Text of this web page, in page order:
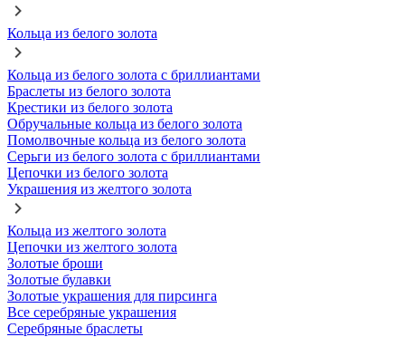
Кольца из белого золота
Кольца из белого золота с бриллиантами
Браслеты из белого золота
Крестики из белого золота
Обручальные кольца из белого золота
Помолвочные кольца из белого золота
Серьги из белого золота с бриллиантами
Цепочки из белого золота
Украшения из желтого золота
Кольца из желтого золота
Цепочки из желтого золота
Золотые броши
Золотые булавки
Золотые украшения для пирсинга
Все серебряные украшения
Серебряные браслеты